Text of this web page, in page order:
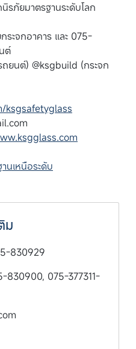
รภัยมาตรฐานระดับโลก
ะจกอาคาร และ 075-
ต์
ยนต์) @ksgbuild (กระจก
ksgsafetyglass
นเหนือระดับ
ม
830929
830900, 075-377311-